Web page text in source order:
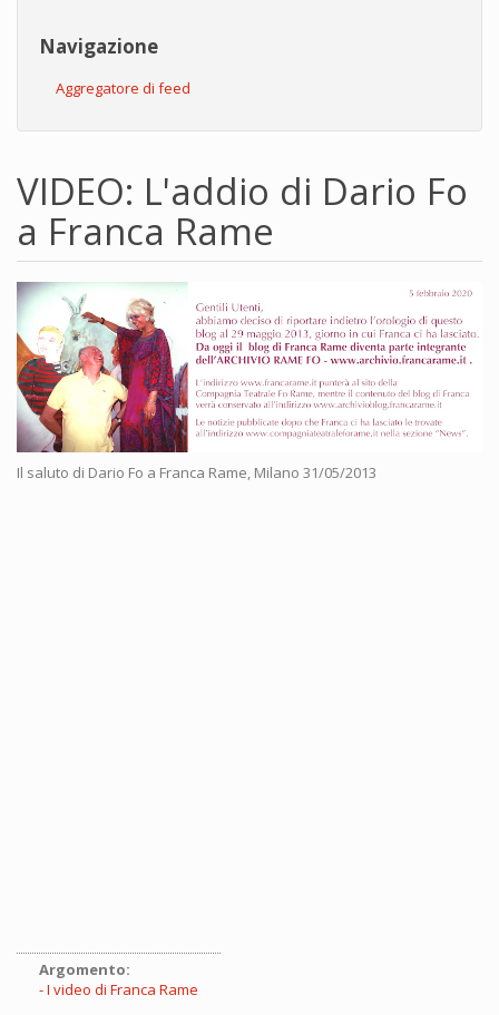
Navigazione
Aggregatore di feed
VIDEO: L'addio di Dario Fo
a Franca Rame
Il saluto di Dario Fo a Franca Rame, Milano 31/05/2013
Argomento:
I video di Franca Rame